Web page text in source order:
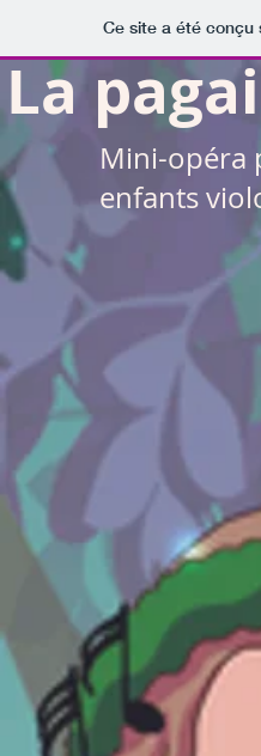
Ce site a été
La
Mini-opéra
enfants